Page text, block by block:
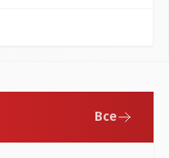
Все